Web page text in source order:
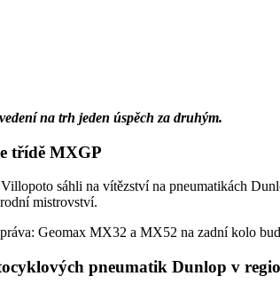
na trh jeden úspěch za druhým.
třídě MXGP
sáhli na vítězství na pneumatikách
mistrovství.
Geomax MX32 a MX52 na zadní kolo
pneumatik Dunlop v